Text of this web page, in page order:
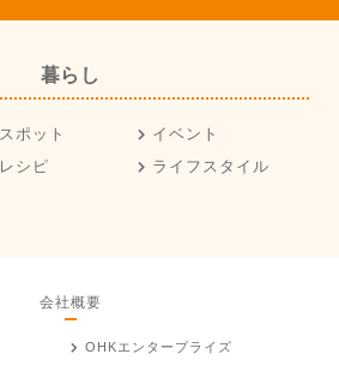
暮らし
スポット
イベント
レシピ
ライフスタイル
会社概要
OHKエンタープライズ